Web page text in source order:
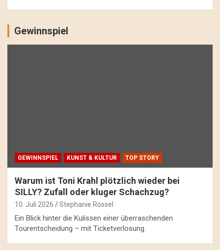
Gewinnspiel
GEWINNSPIEL KUNST & KULTUR TOP STORY
Warum ist Toni Krahl plötzlich wieder bei
SILLY? Zufall oder kluger Schachzug?
10. Juli 2026 Stephanie Rössel
Ein Blick hinter die Kulissen einer überraschenden
Tourentscheidung – mit Ticketverlosung.